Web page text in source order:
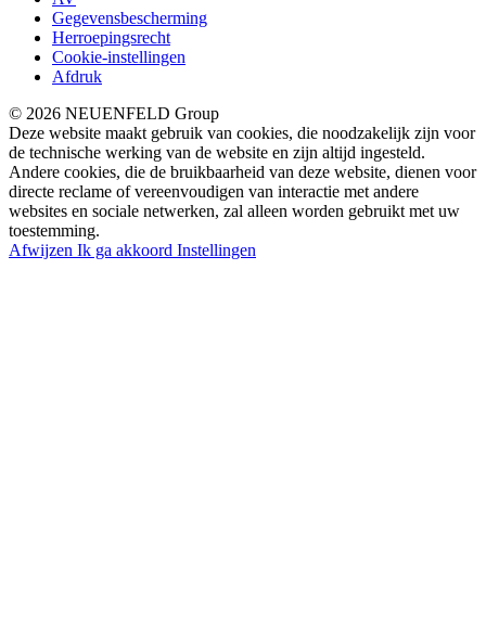
Gegevensbescherming
Herroepingsrecht
Cookie-instellingen
Afdruk
© 2026 NEUENFELD Group
Deze website maakt gebruik van cookies, die noodzakelijk zijn voor
de technische werking van de website en zijn altijd ingesteld.
Andere cookies, die de bruikbaarheid van deze website, dienen voor
directe reclame of vereenvoudigen van interactie met andere
websites en sociale netwerken, zal alleen worden gebruikt met uw
toestemming.
Afwijzen Ik ga akkoord Instellingen